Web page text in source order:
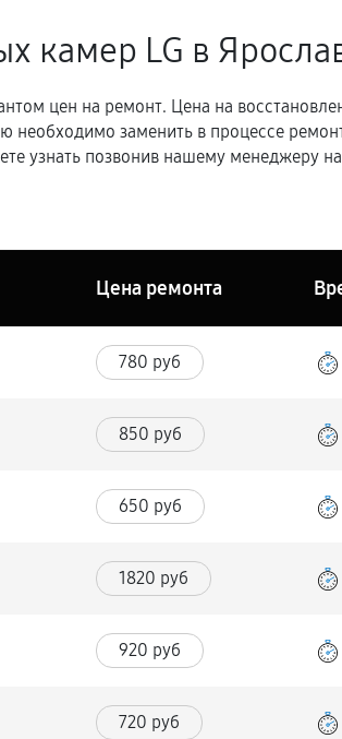
камер LG в
цен на ремонт. Цена на
необходимо заменить в процессе
узнать позвонив нашему менеджеру
Цена ремонта
780 руб
850 руб
650 руб
1820 руб
920 руб
720 руб